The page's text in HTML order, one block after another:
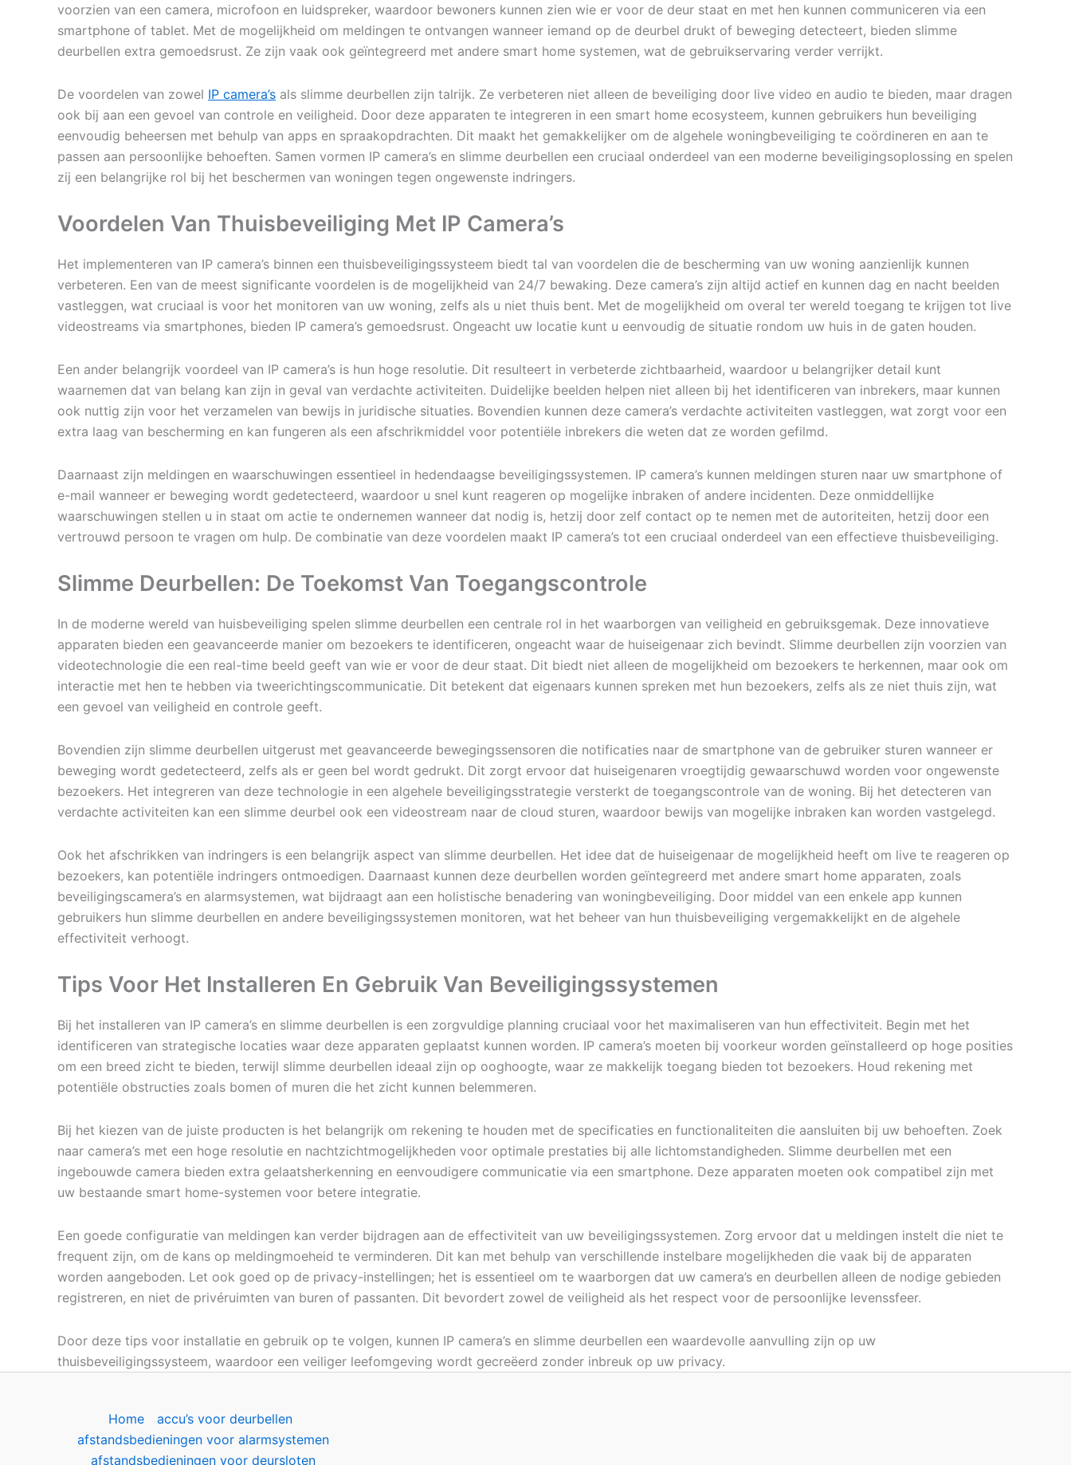
voorzien van een camera, microfoon en luidspreker, waardoor bewoners kunnen zien wie er voor de deur staat en met hen kunnen communiceren via een
smartphone of tablet. Met de mogelijkheid om meldingen te ontvangen wanneer iemand op de deurbel drukt of beweging detecteert, bieden slimme
deurbellen extra gemoedsrust. Ze zijn vaak ook geïntegreerd met andere smart home systemen, wat de gebruikservaring verder verrijkt.
De voordelen van zowel IP camera’s als slimme deurbellen zijn talrijk. Ze verbeteren niet alleen de beveiliging door live video en audio te bieden, maar dragen
ook bij aan een gevoel van controle en veiligheid. Door deze apparaten te integreren in een smart home ecosysteem, kunnen gebruikers hun beveiliging
eenvoudig beheersen met behulp van apps en spraakopdrachten. Dit maakt het gemakkelijker om de algehele woningbeveiliging te coördineren en aan te
passen aan persoonlijke behoeften. Samen vormen IP camera’s en slimme deurbellen een cruciaal onderdeel van een moderne beveiligingsoplossing en spelen
zij een belangrijke rol bij het beschermen van woningen tegen ongewenste indringers.
Voordelen Van Thuisbeveiliging Met IP Camera’s
Het implementeren van IP camera’s binnen een thuisbeveiligingssysteem biedt tal van voordelen die de bescherming van uw woning aanzienlijk kunnen
verbeteren. Een van de meest significante voordelen is de mogelijkheid van 24/7 bewaking. Deze camera’s zijn altijd actief en kunnen dag en nacht beelden
vastleggen, wat cruciaal is voor het monitoren van uw woning, zelfs als u niet thuis bent. Met de mogelijkheid om overal ter wereld toegang te krijgen tot live
videostreams via smartphones, bieden IP camera’s gemoedsrust. Ongeacht uw locatie kunt u eenvoudig de situatie rondom uw huis in de gaten houden.
Een ander belangrijk voordeel van IP camera’s is hun hoge resolutie. Dit resulteert in verbeterde zichtbaarheid, waardoor u belangrijker detail kunt
waarnemen dat van belang kan zijn in geval van verdachte activiteiten. Duidelijke beelden helpen niet alleen bij het identificeren van inbrekers, maar kunnen
ook nuttig zijn voor het verzamelen van bewijs in juridische situaties. Bovendien kunnen deze camera’s verdachte activiteiten vastleggen, wat zorgt voor een
extra laag van bescherming en kan fungeren als een afschrikmiddel voor potentiële inbrekers die weten dat ze worden gefilmd.
Daarnaast zijn meldingen en waarschuwingen essentieel in hedendaagse beveiligingssystemen. IP camera’s kunnen meldingen sturen naar uw smartphone of
e-mail wanneer er beweging wordt gedetecteerd, waardoor u snel kunt reageren op mogelijke inbraken of andere incidenten. Deze onmiddellijke
waarschuwingen stellen u in staat om actie te ondernemen wanneer dat nodig is, hetzij door zelf contact op te nemen met de autoriteiten, hetzij door een
vertrouwd persoon te vragen om hulp. De combinatie van deze voordelen maakt IP camera’s tot een cruciaal onderdeel van een effectieve thuisbeveiliging.
Slimme Deurbellen: De Toekomst Van Toegangscontrole
In de moderne wereld van huisbeveiliging spelen slimme deurbellen een centrale rol in het waarborgen van veiligheid en gebruiksgemak. Deze innovatieve
apparaten bieden een geavanceerde manier om bezoekers te identificeren, ongeacht waar de huiseigenaar zich bevindt. Slimme deurbellen zijn voorzien van
videotechnologie die een real-time beeld geeft van wie er voor de deur staat. Dit biedt niet alleen de mogelijkheid om bezoekers te herkennen, maar ook om
interactie met hen te hebben via tweerichtingscommunicatie. Dit betekent dat eigenaars kunnen spreken met hun bezoekers, zelfs als ze niet thuis zijn, wat
een gevoel van veiligheid en controle geeft.
Bovendien zijn slimme deurbellen uitgerust met geavanceerde bewegingssensoren die notificaties naar de smartphone van de gebruiker sturen wanneer er
beweging wordt gedetecteerd, zelfs als er geen bel wordt gedrukt. Dit zorgt ervoor dat huiseigenaren vroegtijdig gewaarschuwd worden voor ongewenste
bezoekers. Het integreren van deze technologie in een algehele beveiligingsstrategie versterkt de toegangscontrole van de woning. Bij het detecteren van
verdachte activiteiten kan een slimme deurbel ook een videostream naar de cloud sturen, waardoor bewijs van mogelijke inbraken kan worden vastgelegd.
Ook het afschrikken van indringers is een belangrijk aspect van slimme deurbellen. Het idee dat de huiseigenaar de mogelijkheid heeft om live te reageren op
bezoekers, kan potentiële indringers ontmoedigen. Daarnaast kunnen deze deurbellen worden geïntegreerd met andere smart home apparaten, zoals
beveiligingscamera’s en alarmsystemen, wat bijdraagt aan een holistische benadering van woningbeveiliging. Door middel van een enkele app kunnen
gebruikers hun slimme deurbellen en andere beveiligingssystemen monitoren, wat het beheer van hun thuisbeveiliging vergemakkelijkt en de algehele
effectiviteit verhoogt.
Tips Voor Het Installeren En Gebruik Van Beveiligingssystemen
Bij het installeren van IP camera’s en slimme deurbellen is een zorgvuldige planning cruciaal voor het maximaliseren van hun effectiviteit. Begin met het
identificeren van strategische locaties waar deze apparaten geplaatst kunnen worden. IP camera’s moeten bij voorkeur worden geïnstalleerd op hoge posities
om een breed zicht te bieden, terwijl slimme deurbellen ideaal zijn op ooghoogte, waar ze makkelijk toegang bieden tot bezoekers. Houd rekening met
potentiële obstructies zoals bomen of muren die het zicht kunnen belemmeren.
Bij het kiezen van de juiste producten is het belangrijk om rekening te houden met de specificaties en functionaliteiten die aansluiten bij uw behoeften. Zoek
naar camera’s met een hoge resolutie en nachtzichtmogelijkheden voor optimale prestaties bij alle lichtomstandigheden. Slimme deurbellen met een
ingebouwde camera bieden extra gelaatsherkenning en eenvoudigere communicatie via een smartphone. Deze apparaten moeten ook compatibel zijn met
uw bestaande smart home-systemen voor betere integratie.
Een goede configuratie van meldingen kan verder bijdragen aan de effectiviteit van uw beveiligingssystemen. Zorg ervoor dat u meldingen instelt die niet te
frequent zijn, om de kans op meldingmoeheid te verminderen. Dit kan met behulp van verschillende instelbare mogelijkheden die vaak bij de apparaten
worden aangeboden. Let ook goed op de privacy-instellingen; het is essentieel om te waarborgen dat uw camera’s en deurbellen alleen de nodige gebieden
registreren, en niet de privéruimten van buren of passanten. Dit bevordert zowel de veiligheid als het respect voor de persoonlijke levenssfeer.
Door deze tips voor installatie en gebruik op te volgen, kunnen IP camera’s en slimme deurbellen een waardevolle aanvulling zijn op uw
thuisbeveiligingssysteem, waardoor een veiliger leefomgeving wordt gecreëerd zonder inbreuk op uw privacy.
Home
accu’s voor deurbellen
afstandsbedieningen voor alarmsystemen
afstandsbedieningen voor deursloten